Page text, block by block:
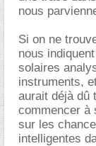
nous
Si on ne
nous
solaires
instruments,
aurait déjà dû
commencer à
sur les
intelligentes